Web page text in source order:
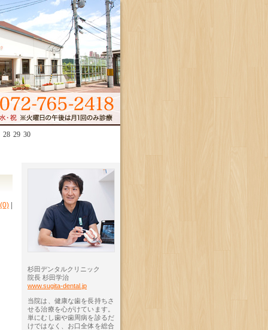
28 29 30
杉田デンタルクリニック
院長 杉田学治
www.sugita-dental.jp
当院は、健康な歯を長持ちさ
せる治療を心がけています。
単にむし歯や歯周病を診るだ
けではなく、お口全体を総合